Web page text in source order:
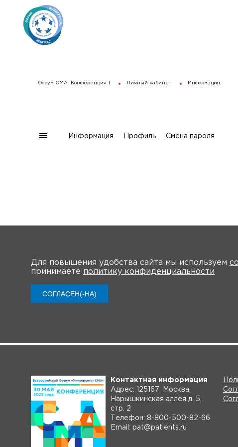
Форум СМА. Конференция 1 Личный кабинет Информация
Информация Профиль Смена пароля
Для повышения удобства сайта мы используем
принимаете политику конфиденциальности
СОГЛАСЕН(-НА)
Контактная информация
Адрес: 125167, Москва,
Нарышкинская аллея д. 5,
стр. 2
Телефон: 8-800-500-82-66
Email: pat@patients.ru